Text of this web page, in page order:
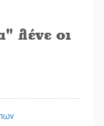
λένε οι